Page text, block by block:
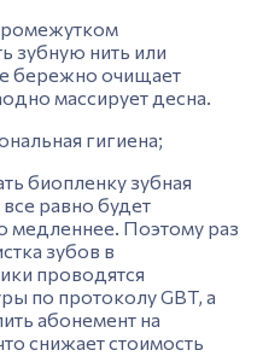
зубную нить или
бережно очищает
массирует десна.
гигиена;
биопленку зубная
равно будет
медленнее. Поэтому раз
зубов в
проводятся
по протоколу GBT, а
абонемент на
снижает стоимость